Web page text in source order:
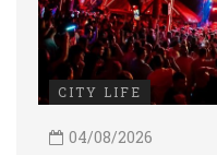
CITY LIFE
04/08/2026